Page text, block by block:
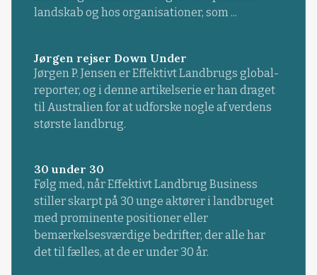
landskab og hos organisationer, som ...
Jørgen rejser Down Under
Jørgen P. Jensen er Effektivt Landbrugs global-
reporter, og i denne artikelserie er han draget
til Australien for at udforske nogle af verdens
største landbrug.
30 under 30
Følg med, når Effektivt Landbrug Business
stiller skarpt på 30 unge aktører i landbruget
med prominente positioner eller
bemærkelsesværdige bedrifter, der alle har
det til fælles, at de er under 30 år.